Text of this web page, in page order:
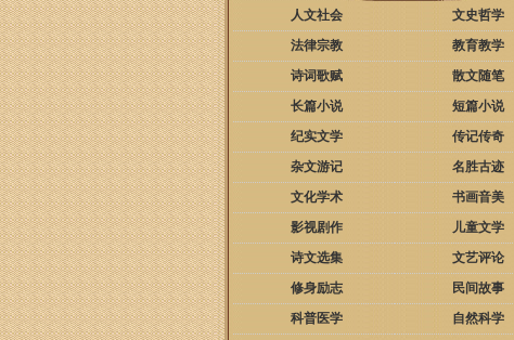
人文社会
文史哲学
法律宗教
教育教学
诗词歌赋
散文随笔
长篇小说
短篇小说
纪实文学
传记传奇
杂文游记
名胜古迹
文化学术
书画音美
影视剧作
儿童文学
诗文选集
文艺评论
修身励志
民间故事
科普医学
自然科学